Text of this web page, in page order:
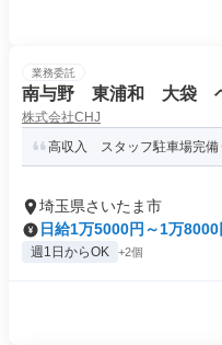
業務委託
南与野 東浦和 大袋
株式会社CHJ
高収入 スタッフ駐車場完備
埼玉県さいたま市
日給1万5000円～1万8000
週1日からOK +2個